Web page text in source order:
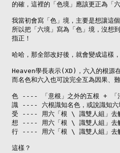
的確，這裡的「色境」應該更正為「
我當初會寫「色」境，主要是想讓這
所以把「六境」寫為「色」境，沒
指正！
哈哈，那全部改好後，就會變成這
Heaven學長表示(XD)，六入的根源
而名色和六入也可說完全互為因果、
色 ---- 「意根」之外的五根 + 「
識 ---- 六根識知名色，或說識知六
受 ---- 用六「根 \ 識雙人組」去觸
想 ---- 用六「根 \ 識雙人組」去觸
行 ---- 用六「根 \ 識雙人組」去觸
這樣？